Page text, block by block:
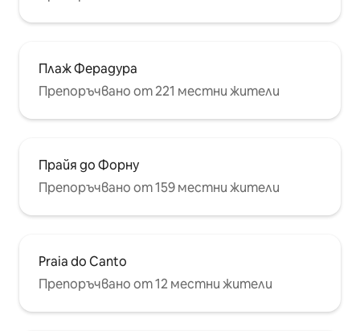
Плаж Ферадура
Препоръчвано от 221 местни жители
Прайя до Форну
Препоръчвано от 159 местни жители
Praia do Canto
Препоръчвано от 12 местни жители